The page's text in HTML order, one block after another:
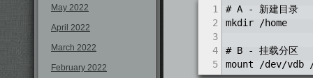
May 2022
April 2022
March 2022
February 2022
1
2
3
4
5
# A - 新建目录
mkdir /home
# B - 挂载分区
mount /dev/vdb /